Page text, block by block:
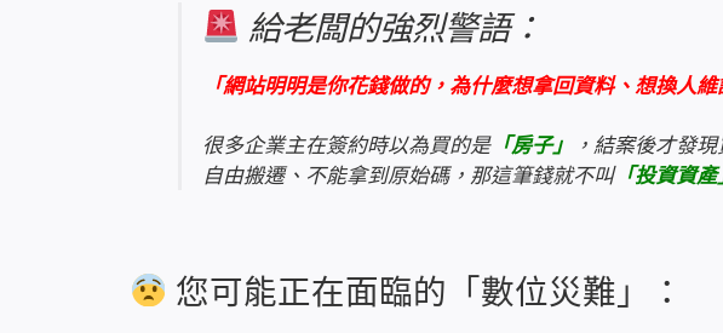
給老闆的強烈警語：
「網站明明是你花錢做的，為什麼想拿回資料、想換人
很多企業主在簽約時以為買的是「房子」 ，結案後才發
自由搬遷、不能拿到原始碼，那這筆錢就不叫「投資資產
您可能正在面臨的「數位災難」：